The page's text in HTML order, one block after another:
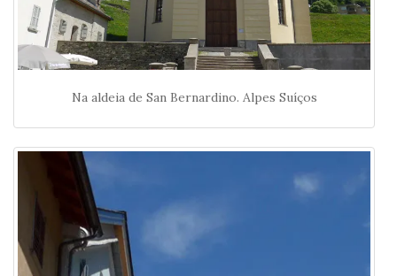
Na aldeia de San Bernardino. Alpes Suíços